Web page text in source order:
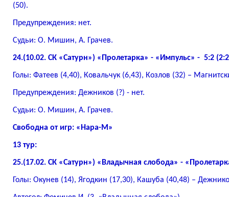
(50).
Предупреждения: нет.
Судьи: О. Мишин, А. Грачев.
24.(10.02. СК «Сатурн») «Пролетарка» - «Импульс» - 5:2
Голы: Фатеев (4,40), Ковальчук (6,43), Козлов (32) –
Предупреждения: Дежников (?) - нет.
Судьи: О. Мишин, А. Грачев.
Свободна от игр: «Нара-М»
13 тур:
25.(17.02. СК «Сатурн») «Владычная слобода» -
Голы: Окунев (14), Ягодкин (17,30), Кашуба (40,48) –